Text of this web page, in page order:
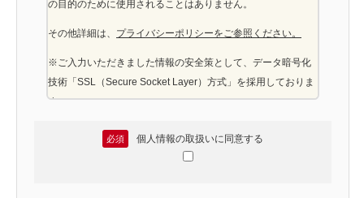
の目的のために使用されることはありません。
その他詳細は、 プライバシーポリシーをご参照ください。
※ご入力いただきました情報の安全策として、データ暗号化
技術「SSL（Secure Socket Layer）方式」を採用しておりま
す。
必須 個人情報の取扱いに同意する